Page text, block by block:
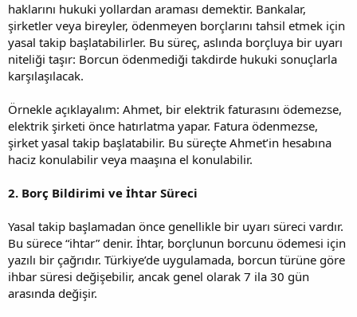
haklarını hukuki yollardan araması demektir. Bankalar,
şirketler veya bireyler, ödenmeyen borçlarını tahsil etmek için
yasal takip başlatabilirler. Bu süreç, aslında borçluya bir uyarı
niteliği taşır: Borcun ödenmediği takdirde hukuki sonuçlarla
karşılaşılacak.
Örnekle açıklayalım: Ahmet, bir elektrik faturasını ödemezse,
elektrik şirketi önce hatırlatma yapar. Fatura ödenmezse,
şirket yasal takip başlatabilir. Bu süreçte Ahmet’in hesabına
haciz konulabilir veya maaşına el konulabilir.
2. Borç Bildirimi ve İhtar Süreci
Yasal takip başlamadan önce genellikle bir uyarı süreci vardır.
Bu sürece “ihtar” denir. İhtar, borçlunun borcunu ödemesi için
yazılı bir çağrıdır. Türkiye’de uygulamada, borcun türüne göre
ihbar süresi değişebilir, ancak genel olarak 7 ila 30 gün
arasında değişir.